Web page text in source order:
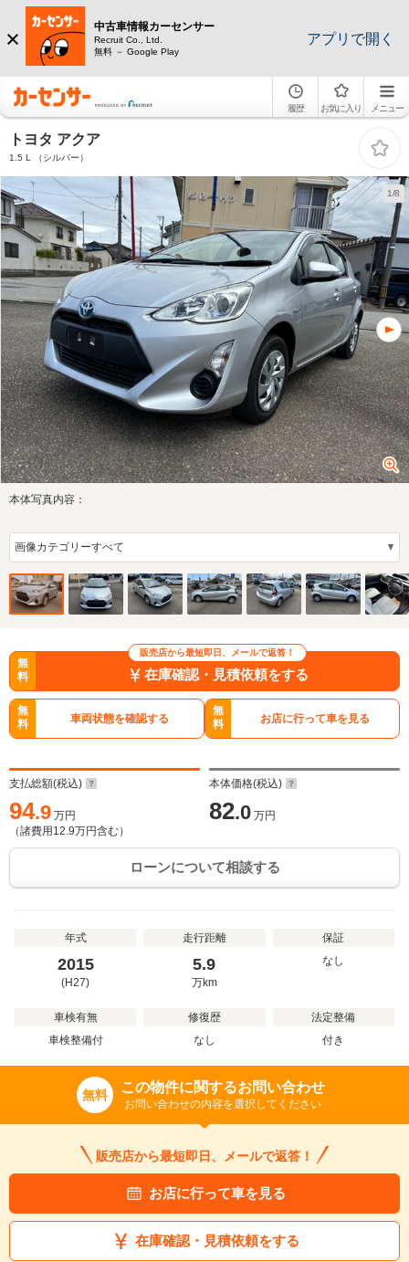
中古車情報カーセンサー
Recruit Co., Ltd.
無料 － Google Play
アプリで開く
履歴 お気に入り メニュー
トヨタ アクア
1.5 L （シルバー）
1/8
本体写真内容：
販売店から最短即日、メールで返答！
無
料
在庫確認・見積依頼をする
無
料
車両状態を確認する
無
料
お店に行って車を見る
支払総額(税込)
94.9 万円
（諸費用 12.9万円含む）
本体価格(税込)
82.0 万円
ローンについて相談する
年式
2015
(H27)
走行距離
5.9
万km
保証
なし
車検有無
車検整備付
修復歴
なし
法定整備
付き
無料 この物件に関するお問い合わせ
お問い合わせの内容を選択してください
販売店から最短即日、メールで返答！
お店に行って車を見る
在庫確認・見積依頼をする